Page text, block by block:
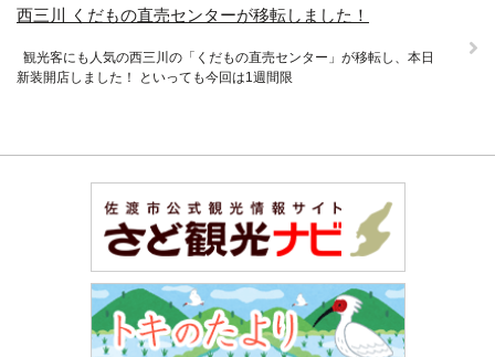
西三川 くだもの直売センターが移転しました！
観光客にも人気の西三川の「くだもの直売センター」が移転し、本日
新装開店しました！ といっても今回は1週間限